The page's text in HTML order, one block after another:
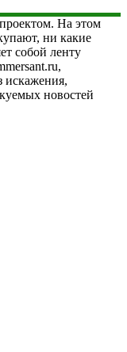
На этом
ни какие
собой ленту
искажения,
новостей